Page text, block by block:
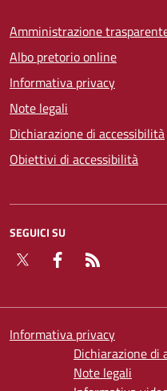
Amministrazione
Albo pretorio online
Informativa privacy
Note legali
Dichiarazione di accessibilità
Obiettivi di accessibilità
SEGUICI SU
Twitter Facebook
Informativa privacy
Dichiarazione di
Note legali